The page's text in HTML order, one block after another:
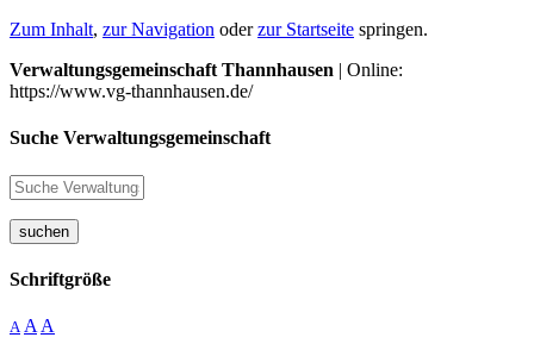
Zum Inhalt, zur Navigation oderzur Startseite springen.
Verwaltungsgemeinschaft Thannhausen | Online:
https://www.vg-thannhausen.de/
Suche Verwaltungsgemeinschaft
suchen
Schriftgröße
A A A